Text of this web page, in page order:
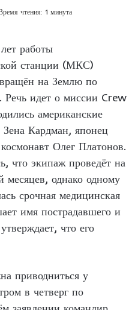
чтения: 1 минута
работы
станции (МКС)
на Землю по
Речь идет о миссии Crew
американские
Кардман, японец
Олег Платонов.
что экипаж проведёт на
месяцев, однако одному
срочная медицинская
имя пострадавшего и
что его
приводниться у
в четверг по